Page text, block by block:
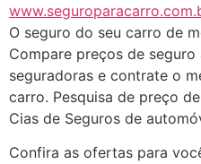
O seguro do seu carro de
Compare preços de
seguradoras e contrate o
carro. Pesquisa de preço
Cias de Seguros de
Confira as ofertas para